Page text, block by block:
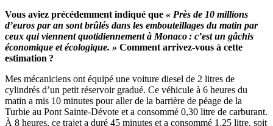
Vous aviez précédemment indiqué que « Près de 10 millions
d’euros par an sont brûlés dans les embouteillages du matin par
ceux qui viennent quotidiennement à Monaco : c’est un gâchis
économique et écologique. » Comment arrivez-vous à cette
estimation ?
Mes mécaniciens ont équipé une voiture diesel de 2 litres de
cylindrés d’un petit réservoir gradué. Ce véhicule à 6 heures du
matin a mis 10 minutes pour aller de la barrière de péage de la
Turbie au Pont Sainte-Dévote et a consommé 0,30 litre de carburant.
À 8 heures, ce trajet a duré 45 minutes et a consommé 1,25 litre, soit